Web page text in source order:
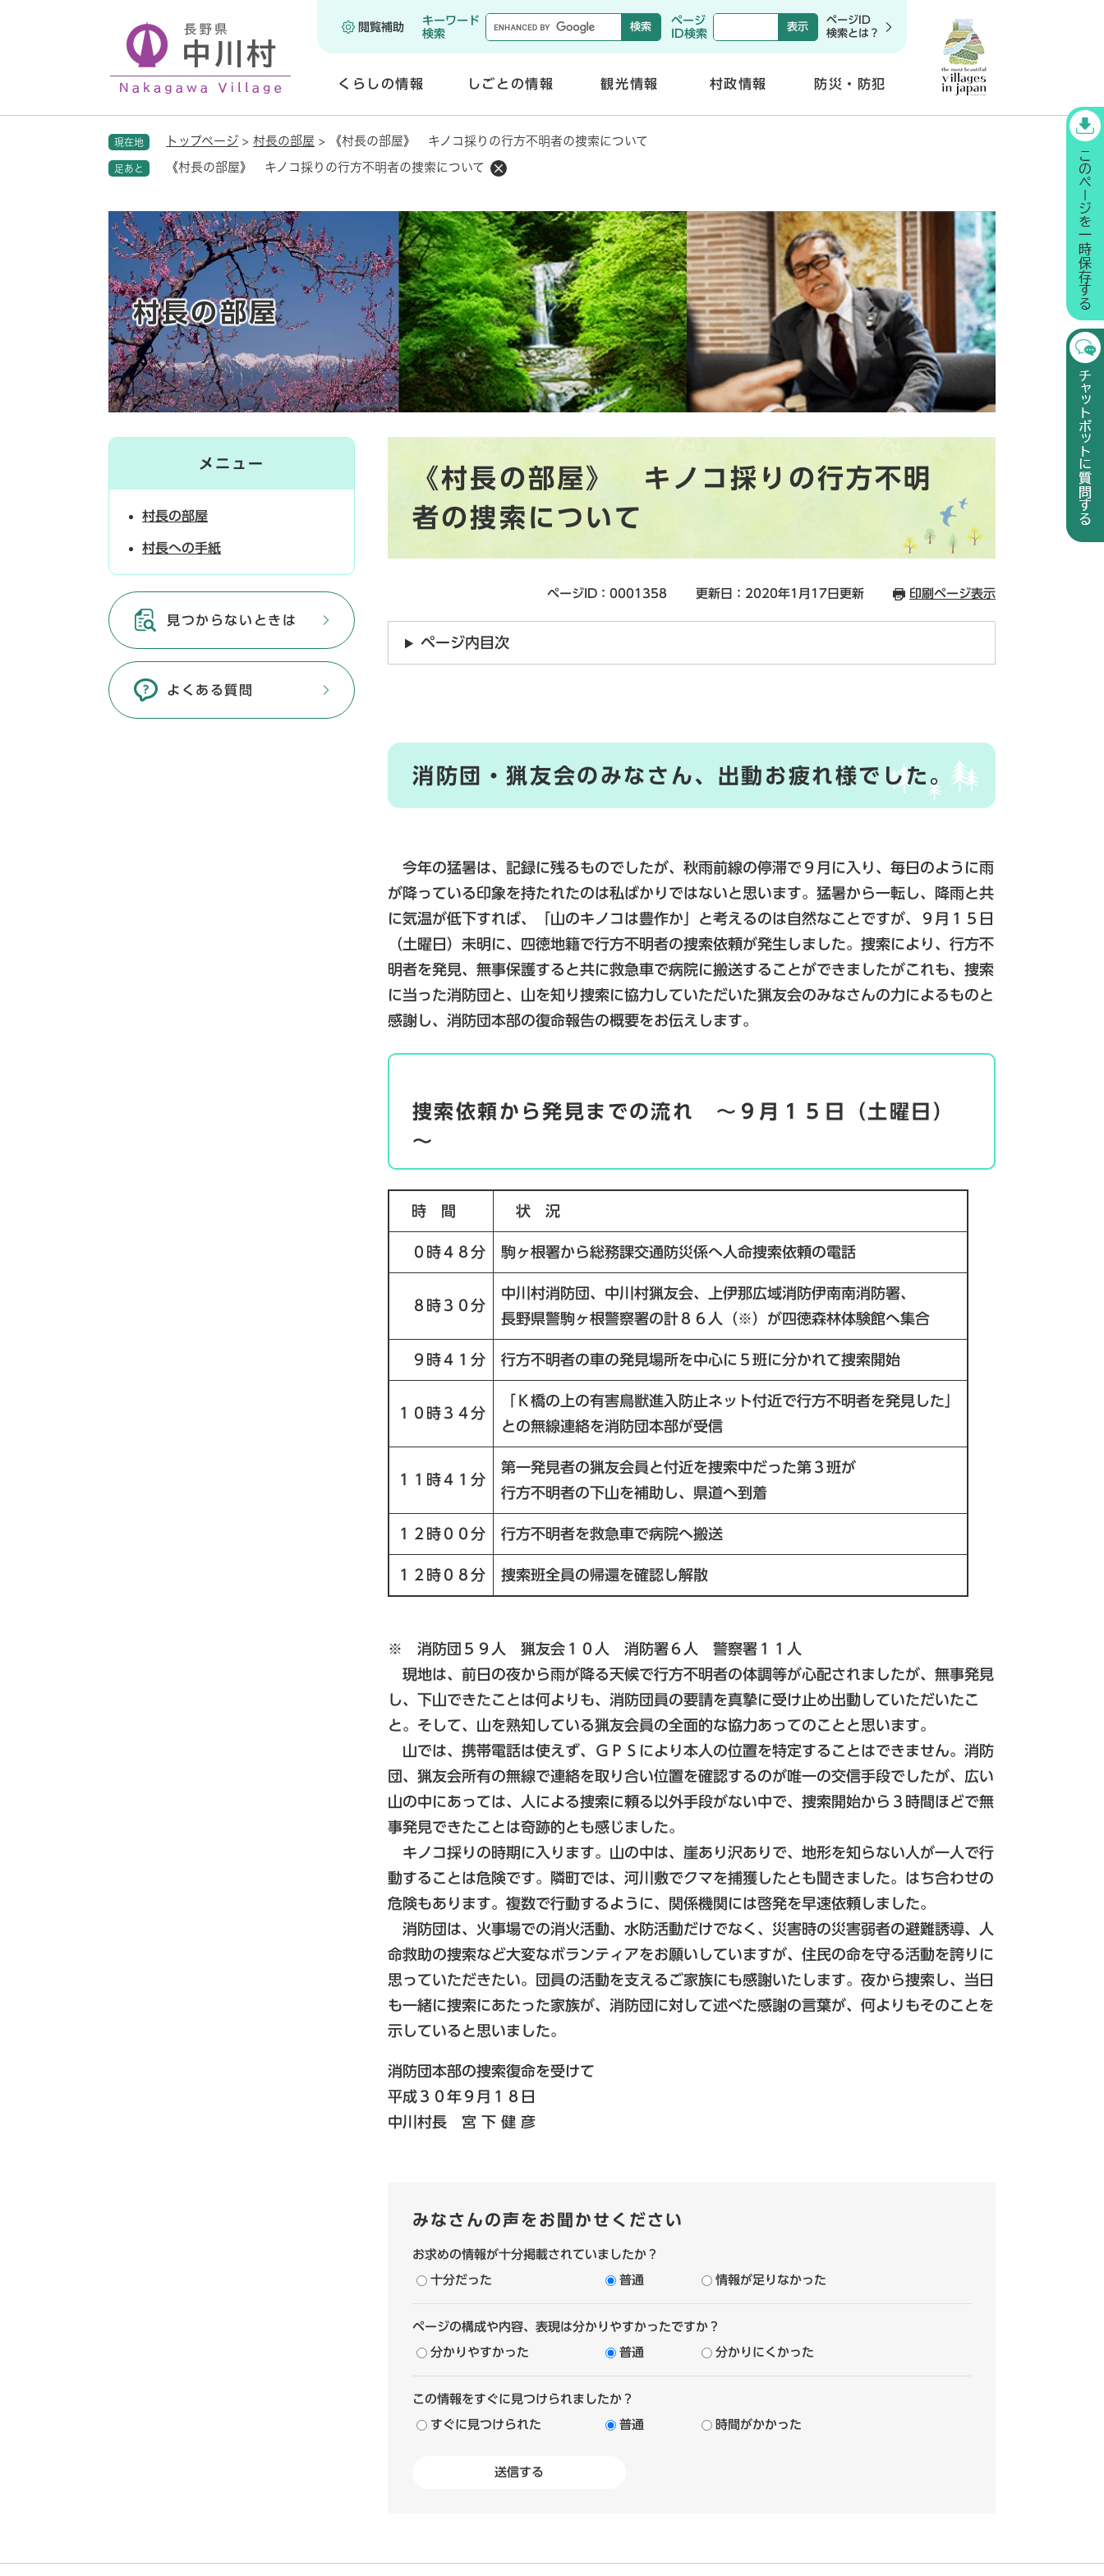
メニューを飛ばして本文へ
閲覧補助
キーワード
検索
ページ
ID検索
ページID
検索とは？
くらしの情報
く
しごとの情報
く
観光情報 村政情報 防災・防犯
現在地 トップページ > 村長の部屋 > 《村長の部屋》 キノコ採りの行方不明者の捜索について
足あと 《村長の部屋》 キノコ採りの行方不明者の捜索について
村長の部屋
《村長の部屋》 キノコ採りの行方不明
者の捜索について
ページID：0001358 更新日：2020年1月17日更新 印刷ページ表示
ページ内目次
消防団・猟友会のみなさん、出動お疲れ様でした。
今年の猛暑は、記録に残るものでしたが、秋雨前線の停滞で９月に入り、毎日のように雨
が降っている印象を持たれたのは私ばかりではないと思います。猛暑から一転し、降雨と共
に気温が低下すれば、「山のキノコは豊作か」と考えるのは自然なことですが、９月１５日
（土曜日）未明に、四徳地籍で行方不明者の捜索依頼が発生しました。捜索により、行方不
明者を発見、無事保護すると共に救急車で病院に搬送することができましたがこれも、捜索
に当った消防団と、山を知り捜索に協力していただいた猟友会のみなさんの力によるものと
感謝し、消防団本部の復命報告の概要をお伝えします。
捜索依頼から発見までの流れ ～９月１５日（土曜日）
～
時 間 状 況
０時４８分 駒ヶ根署から総務課交通防災係へ人命捜索依頼の電話
８時３０分
中川村消防団、中川村猟友会、上伊那広域消防伊南南消防署、
長野県警駒ヶ根警察署の計８６人（※）が四徳森林体験館へ集合
９時４１分 行方不明者の車の発見場所を中心に５班に分かれて捜索開始
１０時３４分
「Ｋ橋の上の有害鳥獣進入防止ネット付近で行方不明者を発見した」
との無線連絡を消防団本部が受信
１１時４１分
第一発見者の猟友会員と付近を捜索中だった第３班が
行方不明者の下山を補助し、県道へ到着
１２時００分 行方不明者を救急車で病院へ搬送
１２時０８分 捜索班全員の帰還を確認し解散
※ 消防団５９人 猟友会１０人 消防署６人 警察署１１人
現地は、前日の夜から雨が降る天候で行方不明者の体調等が心配されましたが、無事発見
し、下山できたことは何よりも、消防団員の要請を真摯に受け止め出動していただいたこ
と。そして、山を熟知している猟友会員の全面的な協力あってのことと思います。
山では、携帯電話は使えず、ＧＰＳにより本人の位置を特定することはできません。消防
団、猟友会所有の無線で連絡を取り合い位置を確認するのが唯一の交信手段でしたが、広い
山の中にあっては、人による捜索に頼る以外手段がない中で、捜索開始から３時間ほどで無
事発見できたことは奇跡的とも感じました。
キノコ採りの時期に入ります。山の中は、崖あり沢ありで、地形を知らない人が一人で行
動することは危険です。隣町では、河川敷でクマを捕獲したとも聞きました。はち合わせの
危険もあります。複数で行動するように、関係機関には啓発を早速依頼しました。
消防団は、火事場での消火活動、水防活動だけでなく、災害時の災害弱者の避難誘導、人
命救助の捜索など大変なボランティアをお願いしていますが、住民の命を守る活動を誇りに
思っていただきたい。団員の活動を支えるご家族にも感謝いたします。夜から捜索し、当日
も一緒に捜索にあたった家族が、消防団に対して述べた感謝の言葉が、何よりもそのことを
示していると思いました。
消防団本部の捜索復命を受けて
平成３０年９月１８日
中川村長 宮 下 健 彦
みなさんの声をお聞かせください
お求めの情報が十分掲載されていましたか？
十分だった 普通 情報が足りなかった
ページの構成や内容、表現は分かりやすかったですか？
分かりやすかった 普通 分かりにくかった
この情報をすぐに見つけられましたか？
すぐに見つけられた 普通 時間がかかった
メニュー
村長の部屋
村長への手紙
見つからないときは
よくある質問